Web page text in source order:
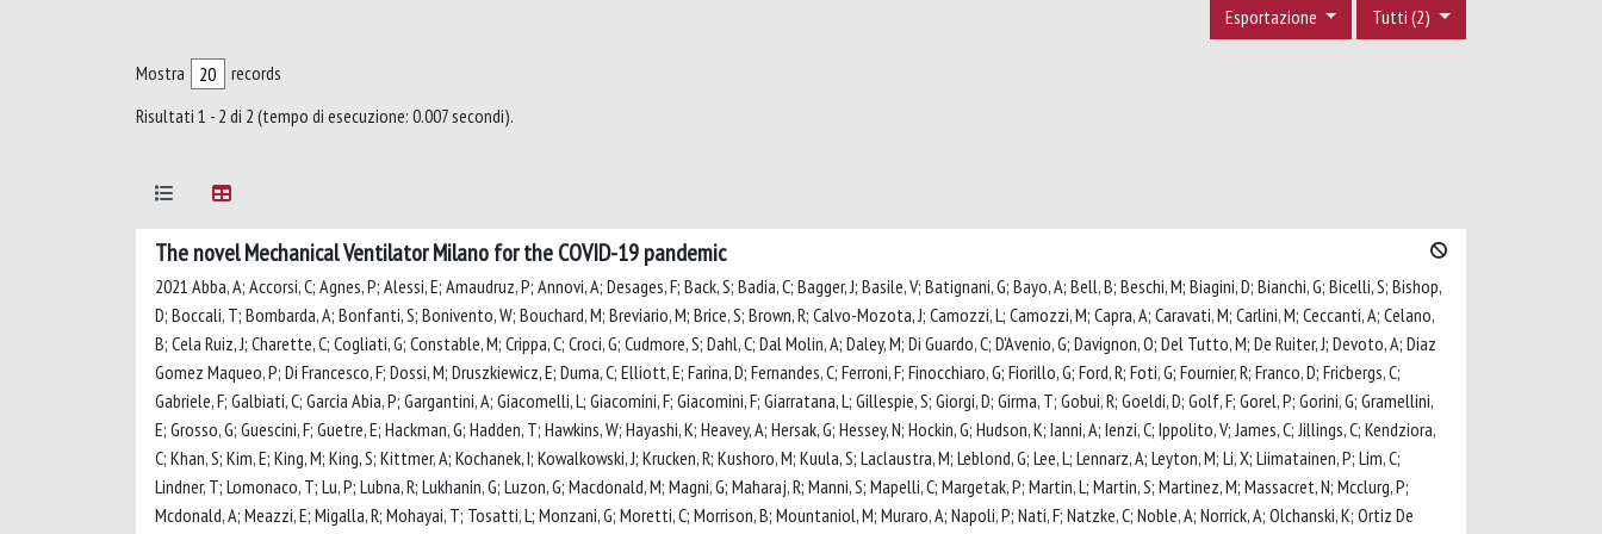
Tutti (2)
Esportazione
Mostra
records
Risultati 1 - 2 di 2 (tempo di esecuzione: 0.007 secondi).
The novel Mechanical Ventilator Milano for the COVID-19 pandemic
2021 Abba, A; Accorsi, C; Agnes, P; Alessi, E; Amaudruz, P; Annovi, A; Desages, F; Back, S; Badia, C; Bagger, J; Basile, V; Batignani, G; Bayo, A; Bell, B; Beschi, M; Biagini, D; Bianchi, G; Bicelli, S; Bishop,
D; Boccali, T; Bombarda, A; Bonfanti, S; Bonivento, W; Bouchard, M; Breviario, M; Brice, S; Brown, R; Calvo-Mozota, J; Camozzi, L; Camozzi, M; Capra, A; Caravati, M; Carlini, M; Ceccanti, A; Celano,
B; Cela Ruiz, J; Charette, C; Cogliati, G; Constable, M; Crippa, C; Croci, G; Cudmore, S; Dahl, C; Dal Molin, A; Daley, M; Di Guardo, C; D'Avenio, G; Davignon, O; Del Tutto, M; De Ruiter, J; Devoto, A; Diaz
Gomez Maqueo, P; Di Francesco, F; Dossi, M; Druszkiewicz, E; Duma, C; Elliott, E; Farina, D; Fernandes, C; Ferroni, F; Finocchiaro, G; Fiorillo, G; Ford, R; Foti, G; Fournier, R; Franco, D; Fricbergs, C;
Gabriele, F; Galbiati, C; Garcia Abia, P; Gargantini, A; Giacomelli, L; Giacomini, F; Giacomini, F; Giarratana, L; Gillespie, S; Giorgi, D; Girma, T; Gobui, R; Goeldi, D; Golf, F; Gorel, P; Gorini, G; Gramellini,
E; Grosso, G; Guescini, F; Guetre, E; Hackman, G; Hadden, T; Hawkins, W; Hayashi, K; Heavey, A; Hersak, G; Hessey, N; Hockin, G; Hudson, K; Ianni, A; Ienzi, C; Ippolito, V; James, C; Jillings, C; Kendziora,
C; Khan, S; Kim, E; King, M; King, S; Kittmer, A; Kochanek, I; Kowalkowski, J; Krucken, R; Kushoro, M; Kuula, S; Laclaustra, M; Leblond, G; Lee, L; Lennarz, A; Leyton, M; Li, X; Liimatainen, P; Lim, C;
Lindner, T; Lomonaco, T; Lu, P; Lubna, R; Lukhanin, G; Luzon, G; Macdonald, M; Magni, G; Maharaj, R; Manni, S; Mapelli, C; Margetak, P; Martin, L; Martin, S; Martinez, M; Massacret, N; Mcclurg, P;
Mcdonald, A; Meazzi, E; Migalla, R; Mohayai, T; Tosatti, L; Monzani, G; Moretti, C; Morrison, B; Mountaniol, M; Muraro, A; Napoli, P; Nati, F; Natzke, C; Noble, A; Norrick, A; Olchanski, K; Ortiz De